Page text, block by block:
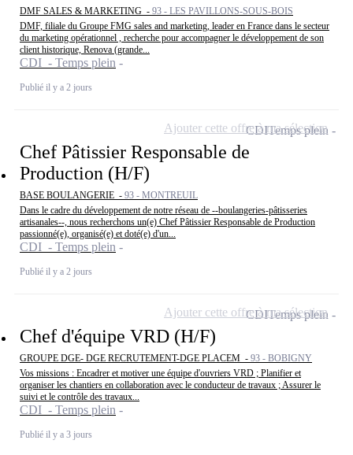
DMF SALES & MARKETING - 93 - LES PAVILLONS-SOUS-BOIS
DMF, filiale du Groupe FMG sales and marketing, leader en France dans le secteur
du marketing opérationnel , recherche pour accompagner le développement de son
client historique, Renova (grande...
CDI - Temps plein
Publié il y a 2 jours
Chef Pâtissier Responsable de
Production (H/F)
BASE BOULANGERIE - 93 - MONTREUIL
Dans le cadre du développement de notre réseau de --boulangeries-pâtisseries
artisanales--, nous recherchons un(e) Chef Pâtissier Responsable de Production
passionné(e), organisé(e) et doté(e) d'un...
CDI - Temps plein
Publié il y a 2 jours
CDITemps plein
Ajouter cette offre à ma sélection
Chef d'équipe VRD (H/F)
GROUPE DGE- DGE RECRUTEMENT-DGE PLACEM - 93 - BOBIGNY
Vos missions : Encadrer et motiver une équipe d'ouvriers VRD ; Planifier et
organiser les chantiers en collaboration avec le conducteur de travaux ; Assurer le
suivi et le contrôle des travaux...
CDI - Temps plein
Publié il y a 3 jours
CDITemps plein
Ajouter cette offre à ma sélection